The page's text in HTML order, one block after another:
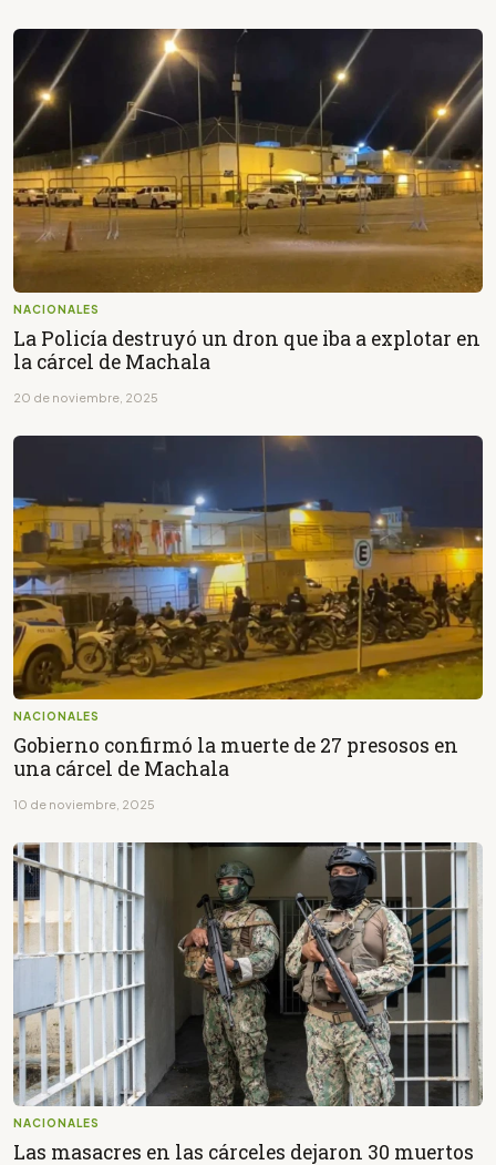
NACIONALES
La Policía destruyó un dron que iba a explotar en
la cárcel de Machala
20 de noviembre, 2025
NACIONALES
Gobierno confirmó la muerte de 27 presosos en
una cárcel de Machala
10 de noviembre, 2025
NACIONALES
Las masacres en las cárceles dejaron 30 muertos